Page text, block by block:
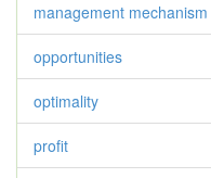
management mechanism
opportunities
optimality
profit